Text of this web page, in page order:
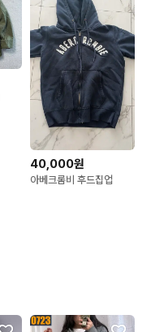
40,000원
아베크롬비 후드집업